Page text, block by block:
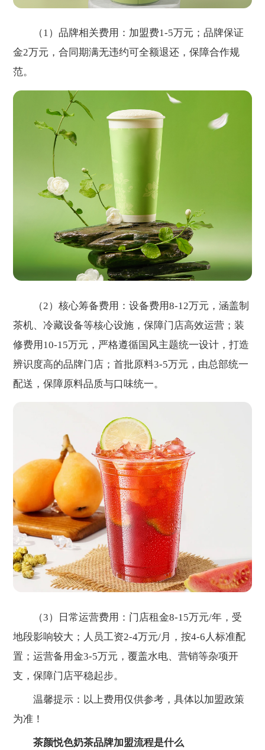
（1）品牌相关费用：加盟费1-5万元；品牌保证
金2万元，合同期满无违约可全额退还，保障合作规
范。
（2）核心筹备费用：设备费用8-12万元，涵盖制
茶机、冷藏设备等核心设施，保障门店高效运营；装
修费用10-15万元，严格遵循国风主题统一设计，打造
辨识度高的品牌门店；首批原料3-5万元，由总部统一
配送，保障原料品质与口味统一。
（3）日常运营费用：门店租金8-15万元/年，受
地段影响较大；人员工资2-4万元/月，按4-6人标准配
置；运营备用金3-5万元，覆盖水电、营销等杂项开
支，保障门店平稳起步。
温馨提示：以上费用仅供参考，具体以加盟政策
为准！
茶颜悦色奶茶品牌加盟流程是什么